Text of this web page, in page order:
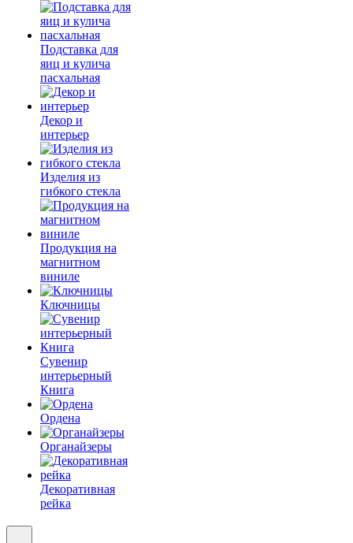
Подставка для
яиц и кулича
пасхальная
Декор и
интерьер
Изделия из
гибкого стекла
Продукция на
магнитном
виниле
Ключницы
Сувенир
интерьерный
Книга
Ордена
Органайзеры
Декоративная
рейка